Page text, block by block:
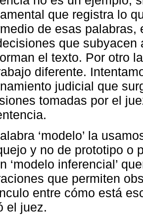
que registra lo
de esas
que
el texto. Por otro
diferente.
judicial que
tomadas por el
‘modelo’ la
y no de prototipo o
‘modelo inferencial’
que permiten
entre cómo está
el juez.